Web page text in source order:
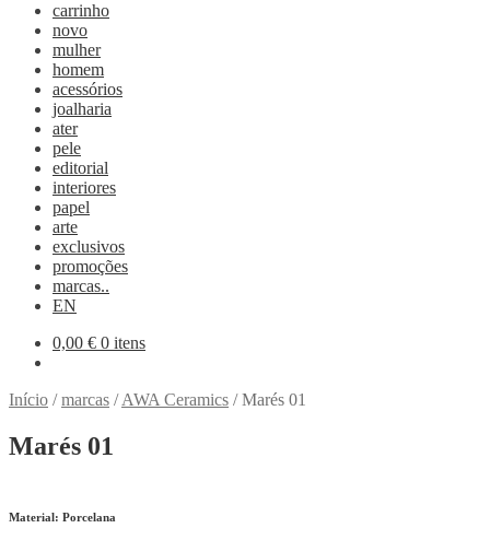
carrinho
novo
mulher
homem
acessórios
joalharia
ater
pele
editorial
interiores
papel
arte
exclusivos
promoções
marcas..
EN
0,00 € 0 itens
Início /marcas /AWA Ceramics /Marés 01
Marés 01
Material: Porcelana